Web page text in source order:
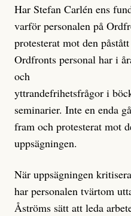
Har Stefan Carlén ens
varför personalen på
protesterat mot den
Ordfronts personal har i
och
yttrandefrihetsfrågor i
seminarier. Inte en enda
fram och protesterat mot
uppsägningen.
När uppsägningen
har personalen tvärtom
Åströms sätt att leda